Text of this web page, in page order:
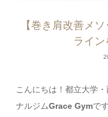
【巻き肩改善メ
ライン
こんにちは！都立大学
ナルジムGrace Gymです